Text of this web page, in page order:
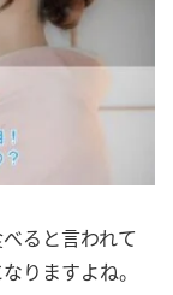
ると言われて
りますよね。